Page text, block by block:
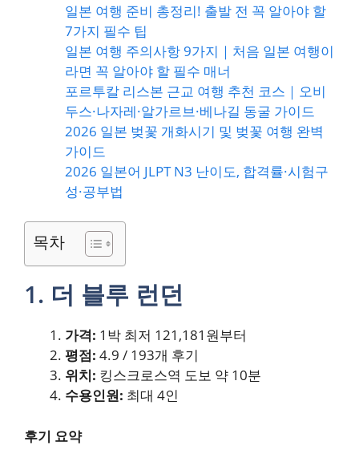
일본 여행 준비 총정리! 출발 전 꼭 알아야 할
7가지 필수 팁
일본 여행 주의사항 9가지｜처음 일본 여행이
라면 꼭 알아야 할 필수 매너
포르투칼 리스본 근교 여행 추천 코스｜오비
두스·나자레·알가르브·베나길 동굴 가이드
2026 일본 벚꽃 개화시기 및 벚꽃 여행 완벽
가이드
2026 일본어 JLPT N3 난이도, 합격률·시험구
성·공부법
목차
1. 더 블루 런던
가격: 1박 최저 121,181원부터
평점: 4.9 / 193개 후기
위치: 킹스크로스역 도보 약 10분
수용인원: 최대 4인
후기 요약